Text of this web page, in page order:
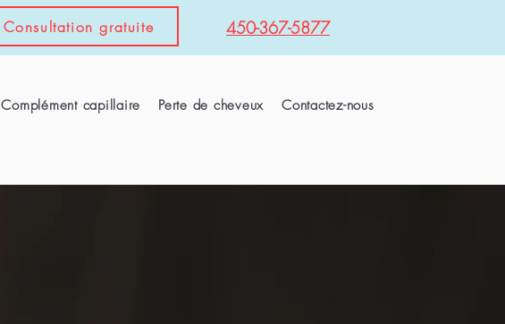
Consultation gratuite 450-367-5877
Complément capillaire Perte de cheveux Contactez-nous